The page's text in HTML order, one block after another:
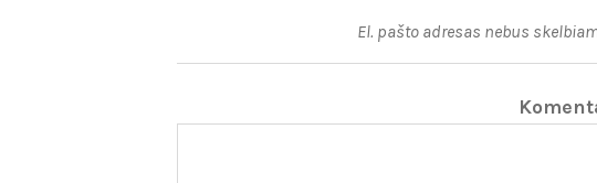
El. pašto adresas nebus